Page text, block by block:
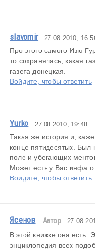
slavomir 27.08.2010,
Про этого самого Изю
то сохранялась, какая
газета донецкая.
Войдите, чтобы ответить
Yurko 27.08.2010, 19:48
Такая же история и,
конце пятидесятых. Был
поле и убегающих
Может есть у Вас инфа о
Войдите, чтобы ответить
Ясенов Автор
В этой книжке она есть.
энциклопедия всех